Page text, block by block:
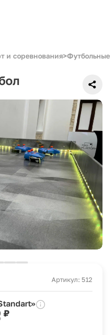
и соревнования>
Артикул: 512
₽